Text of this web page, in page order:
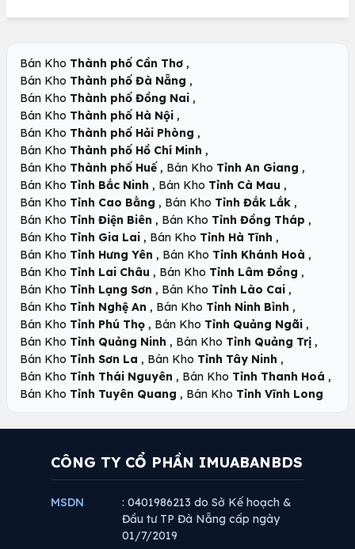
Bán Kho Thành phố Cần Thơ ,
Bán Kho Thành phố Đà Nẵng ,
Bán Kho Thành phố Đồng Nai ,
Bán Kho Thành phố Hà Nội ,
Bán Kho Thành phố Hải Phòng ,
Bán Kho Thành phố Hồ Chí Minh ,
Bán Kho Thành phố Huế , Bán Kho Tỉnh An Giang ,
Bán Kho Tỉnh Bắc Ninh , Bán Kho Tỉnh Cà Mau ,
Bán Kho Tỉnh Cao Bằng , Bán Kho Tỉnh Đắk Lắk ,
Bán Kho Tỉnh Điện Biên , Bán Kho Tỉnh Đồng Tháp ,
Bán Kho Tỉnh Gia Lai , Bán Kho Tỉnh Hà Tĩnh ,
Bán Kho Tỉnh Hưng Yên , Bán Kho Tỉnh Khánh Hoà ,
Bán Kho Tỉnh Lai Châu , Bán Kho Tỉnh Lâm Đồng ,
Bán Kho Tỉnh Lạng Sơn , Bán Kho Tỉnh Lào Cai ,
Bán Kho Tỉnh Nghệ An , Bán Kho Tỉnh Ninh Bình ,
Bán Kho Tỉnh Phú Thọ , Bán Kho Tỉnh Quảng Ngãi ,
Bán Kho Tỉnh Quảng Ninh , Bán Kho Tỉnh Quảng Trị ,
Bán Kho Tỉnh Sơn La , Bán Kho Tỉnh Tây Ninh ,
Bán Kho Tỉnh Thái Nguyên , Bán Kho Tỉnh Thanh Hoá ,
Bán Kho Tỉnh Tuyên Quang , Bán Kho Tỉnh Vĩnh Long
CÔNG TY CỔ PHẦN IMUABANBDS
MSDN
: 0401986213 do Sở Kế hoạch &
Đầu tư TP Đà Nẵng cấp ngày
01/7/2019